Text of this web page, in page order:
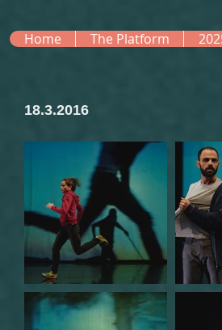
Home The Platform
18.3.2016